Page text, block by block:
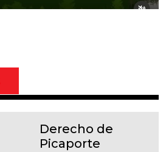
Derecho de
Picaporte